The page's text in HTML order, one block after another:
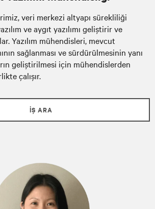
veri merkezi altyapı sürekliliği
ve aygıt yazılımı geliştirir ve
Yazılım mühendisleri, mevcut
sağlanması ve sürdürülmesinin yanı
geliştirilmesi için mühendislerden
çalışır.
İŞ ARA